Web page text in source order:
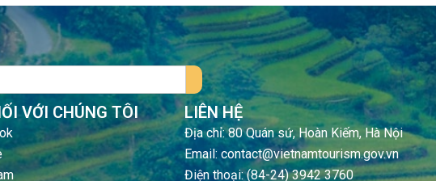
VỚI CHÚNG TÔI LIÊN HỆ
Địa chỉ: 80 Quán sứ, Hoàn Kiếm, Hà Nội
Email: contact@vietnamtourism.gov.vn
Điện thoại: (84-24) 3942 3760